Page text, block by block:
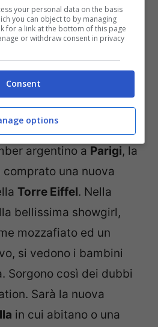
procuratrice del marito
Nara
di instagram con scatti
del trasferimento
argentino a Parigi, la
una nuova
Torre Eiffel. Nella
bellissima showgirl,
mozzafiato ed un
si vedono i bambini
Sorgono così dei dubbi
Sarà la nuova
in cui abitano o una
your personal data on the basis
you can object to by managing
for a link at the bottom of this page
or withdraw consent in privacy
Consent
options